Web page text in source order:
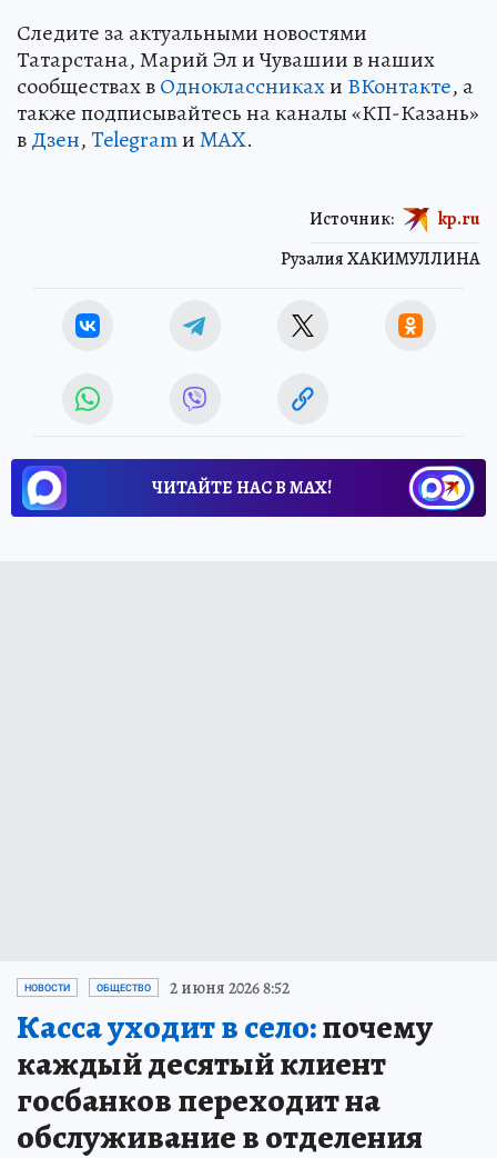
Следите за актуальными новостями
Татарстана, Марий Эл и Чувашии в наших
сообществах вОдноклассникахи ВКонтакте, а
также подписывайтесь на каналы «КП-Казань»
вДзен,TelegramиMAX.
Рузалия ХАКИМУЛЛИНА
Источник: kp.ru
ЧИТАЙТЕ НАС В МАХ!
НОВОСТИ ОБЩЕСТВО 2 июня 2026 8:52
Касса уходит в село:почему
каждый десятый клиент
госбанков переходит на
обслуживание в отделения